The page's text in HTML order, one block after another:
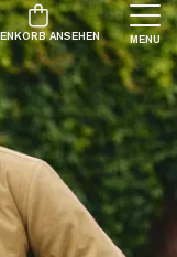
ANSEHEN MENU